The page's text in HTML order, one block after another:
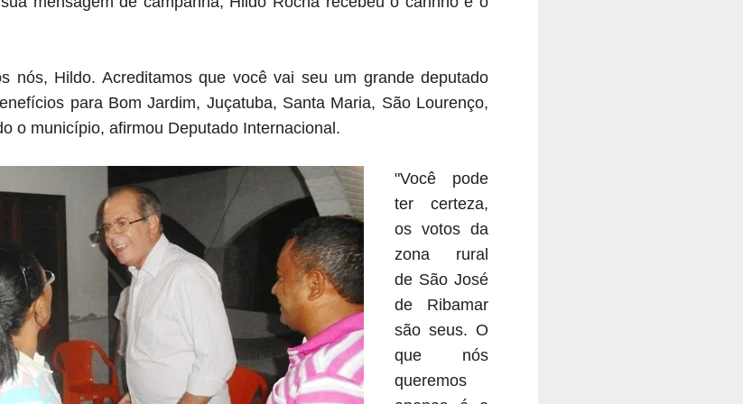
nós, Hildo. Acreditamos que você vai seu um grande deputado
para Bom Jardim, Juçatuba, Santa Maria, São Lourenço,
o município, afirmou Deputado Internacional.
"Você pode
ter certeza,
os votos da
zona rural
de São José
de Ribamar
são seus. O
que nós
queremos